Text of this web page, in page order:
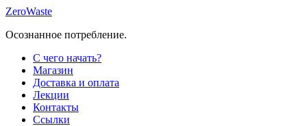
Skip
content
ZeroWaste
Осознанное потребление.
С чего начать?
Магазин
Доставка и оплата
Лекции
Контакты
Ссылки